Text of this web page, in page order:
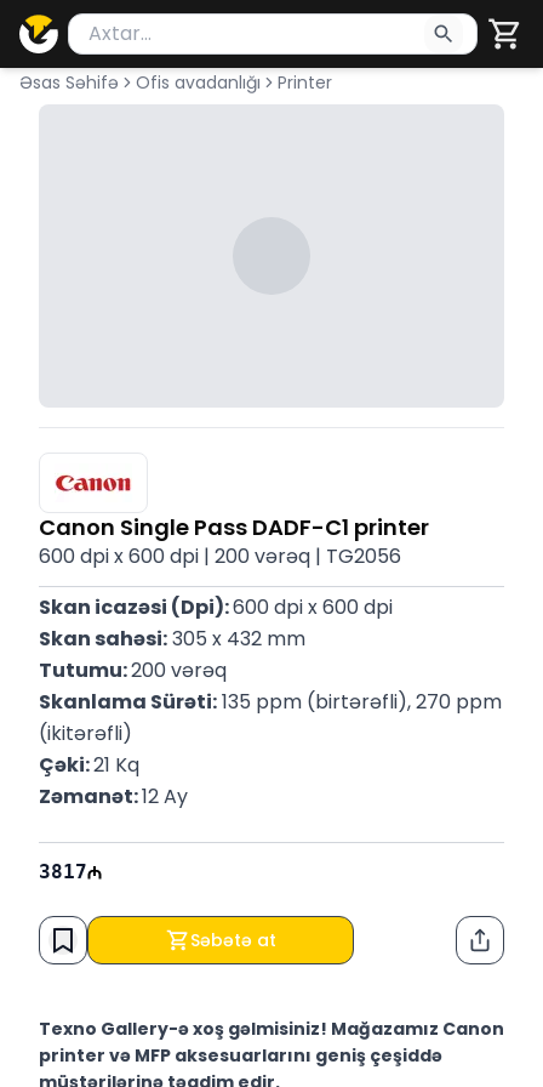
Məhsul axtar
Axtarış üçün ən azı 2 simvol yazın. Göndərmək
Əsas Səhifə Ofis avadanlığı Printer
Canon Single Pass DADF-C1 printer
600 dpi x 600 dpi | 200 vərəq | TG2056
Skan icazəsi (Dpi): 600 dpi x 600 dpi
Skan sahəsi: 305 x 432 mm
Tutumu: 200 vərəq
Skanlama Sürəti: 135 ppm (birtərəfli), 270 ppm
(ikitərəfli)
Çəki: 21 Kq
Zəmanət: 12 Ay
3817
Səbətə at
Texno Gallery-ə xoş gəlmisiniz! Mağazamız Canon
printer və MFP aksesuarlarını geniş çeşiddə
müştərilərinə təqdim edir.